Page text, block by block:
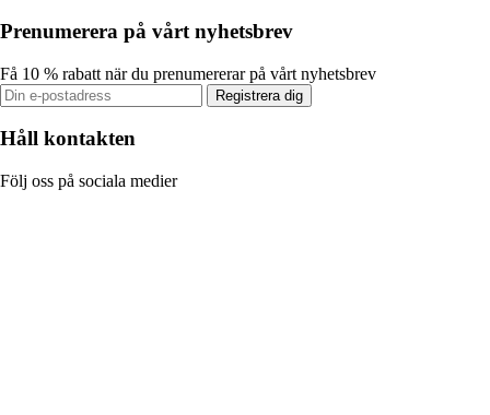
Prenumerera på vårt nyhetsbrev
Få 10 % rabatt när du prenumererar på vårt nyhetsbrev
Registrera dig
Håll kontakten
Följ oss på sociala medier